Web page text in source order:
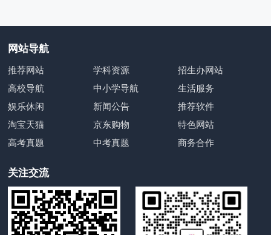
网站导航
推荐网站 学科资源
招生办网站
高校导航
中小学导航
生活服务
娱乐休闲
新闻公告
推荐软件
淘宝天猫
京东购物
特色网站
高考真题
中考真题 商务合作
关注交流